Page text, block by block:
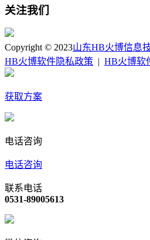
关注我们
Copyright © 2023山东HB火博信息
HB火博软件隐私政策
HB火博软
获取方案
电话咨询
电话咨询
联系电话
0531-89005613